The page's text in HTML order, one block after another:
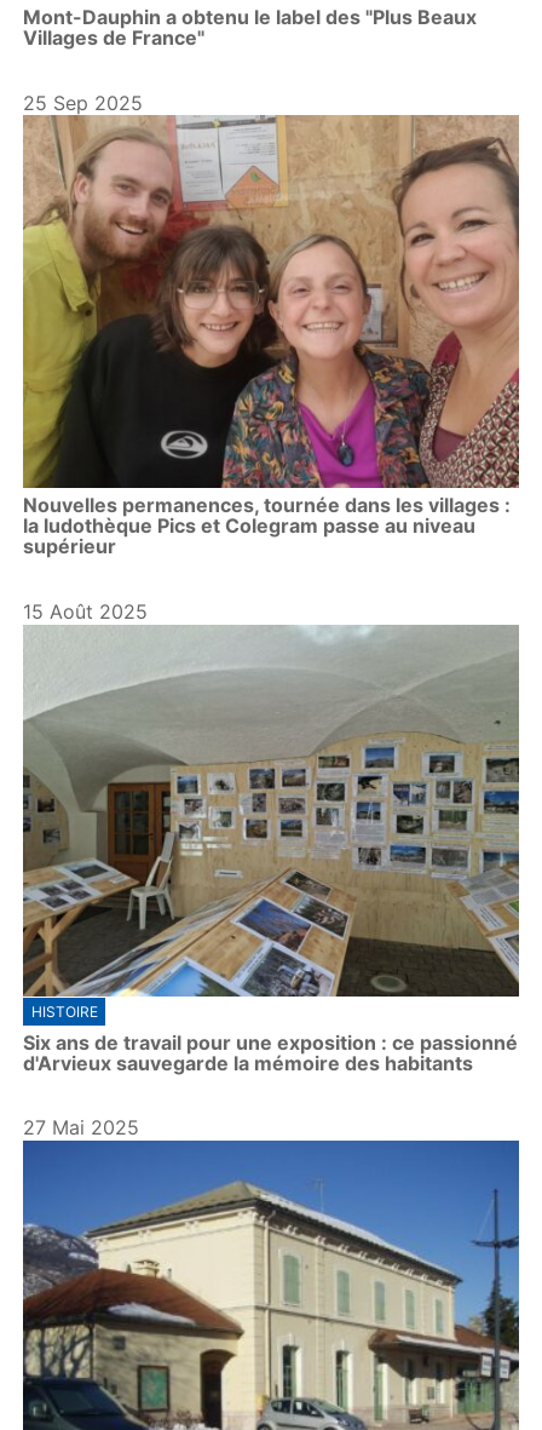
Mont-Dauphin a obtenu le label des "Plus Beaux
Villages de France"
25 Sep 2025
Nouvelles permanences, tournée dans les villages :
la ludothèque Pics et Colegram passe au niveau
supérieur
15 Août 2025
HISTOIRE
Six ans de travail pour une exposition : ce passionné
d'Arvieux sauvegarde la mémoire des habitants
27 Mai 2025